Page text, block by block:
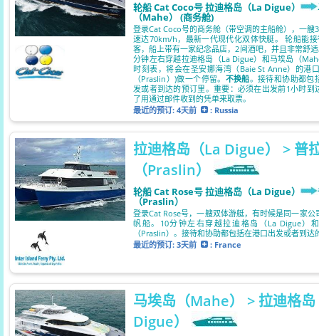
轮船 Cat Coco号 拉迪格岛（La Digue）
（Mahe） (商务舱)
登录Cat Coco号的商务舱（带空调的主船舱），一艘
速达70km/h，最新一代现代化双体快艇。 轮船能
客，船上带有一家纪念品店，2间酒吧，并且非常舒
分钟左右穿越拉迪格岛（La Digue）和马埃岛（
时刻表，将会在圣安娜海湾（Baie St Anne）的港
（Praslin）)做一个停留。 不换船。接待和协助都包
发或者到达的预订里。重要：必须在出发前1小时到
了用通过邮件收到的凭单来取票。
最近的预订: 4天前 : Russia
拉迪格岛（La Digue） > 普
（Praslin）
轮船 Cat Rose号 拉迪格岛（La Digue）
（Praslin）
登录Cat Rose号，一艘双体游艇，有时候是同一家公
帆船。10分钟左右穿越拉迪格岛（La Digue）
（Praslin）。接待和协助都包括在港口出发或者到达
最近的预订: 3天前 : France
马埃岛（Mahe） > 拉迪格
Digue）